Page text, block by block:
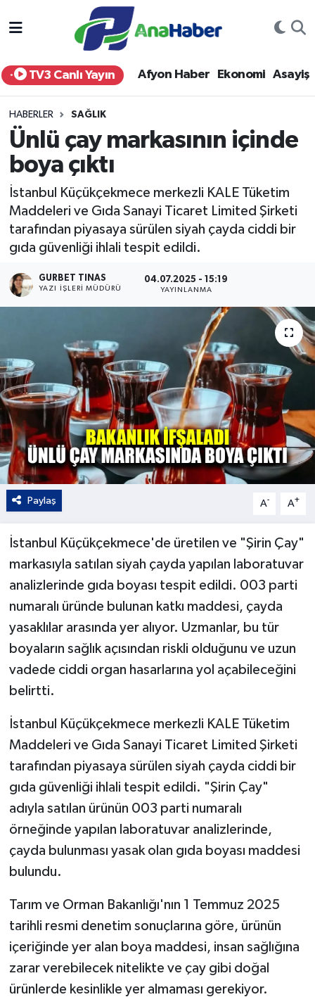
TV3 Canlı Yayın Afyon Haber Ekonomi Asayiş
HABERLER SAĞLIK
Ünlü çay markasının içinde
boya çıktı
İstanbul Küçükçekmece merkezli KALE Tüketim
Maddeleri ve Gıda Sanayi Ticaret Limited Şirketi
tarafından piyasaya sürülen siyah çayda ciddi bir
gıda güvenliği ihlali tespit edildi.
GURBET TINAS
YAZI İŞLERI MÜDÜRÜ
04.07.2025 - 15:19
YAYINLANMA
Paylaş A- A+
İstanbul Küçükçekmece'de üretilen ve "Şirin Çay"
markasıyla satılan siyah çayda yapılan laboratuvar
analizlerinde gıda boyası tespit edildi. 003 parti
numaralı üründe bulunan katkı maddesi, çayda
yasaklılar arasında yer alıyor. Uzmanlar, bu tür
boyaların sağlık açısından riskli olduğunu ve uzun
vadede ciddi organ hasarlarına yol açabileceğini
belirtti.
İstanbul Küçükçekmece merkezli KALE Tüketim
Maddeleri ve Gıda Sanayi Ticaret Limited Şirketi
tarafından piyasaya sürülen siyah çayda ciddi bir
gıda güvenliği ihlali tespit edildi. "Şirin Çay"
adıyla satılan ürünün 003 parti numaralı
örneğinde yapılan laboratuvar analizlerinde,
çayda bulunması yasak olan gıda boyası maddesi
bulundu.
Tarım ve Orman Bakanlığı'nın 1 Temmuz 2025
tarihli resmi denetim sonuçlarına göre, ürünün
içeriğinde yer alan boya maddesi, insan sağlığına
zarar verebilecek nitelikte ve çay gibi doğal
ürünlerde kesinlikle yer almaması gerekiyor.
Yurt Haber
Afyon Haber
Siyaset
Spor
Eğitim
Teknoloji
Kültür - Sanat
Yaşam
Afyonkarahisar Nöbetçi Eczaneler
Afyonkarahisar Hava Durumu
Afyonkarahisar Trafik Yoğunluk Haritası
Süper Lig Puan Durumu ve Fikstür
Tüm Manşetler
Haber Arşivi